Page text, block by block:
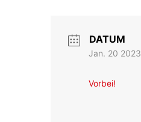
DATUM
Jan. 20 2023
Vorbei!